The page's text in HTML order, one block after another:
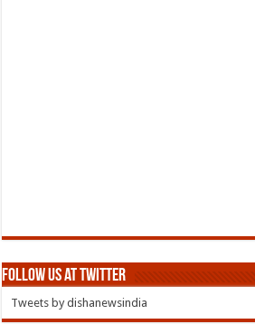
Follow us at Twitter
Tweets by dishanewsindia